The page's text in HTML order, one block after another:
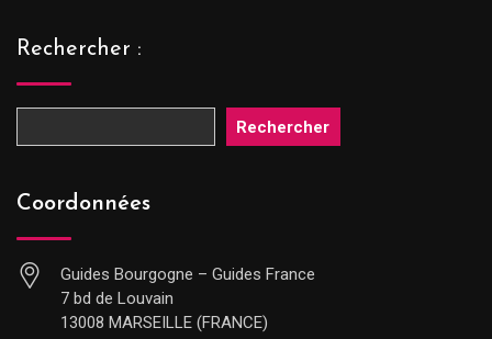
Rechercher :
Rechercher
Coordonnées
Guides Bourgogne – Guides France
7 bd de Louvain
13008 MARSEILLE (FRANCE)